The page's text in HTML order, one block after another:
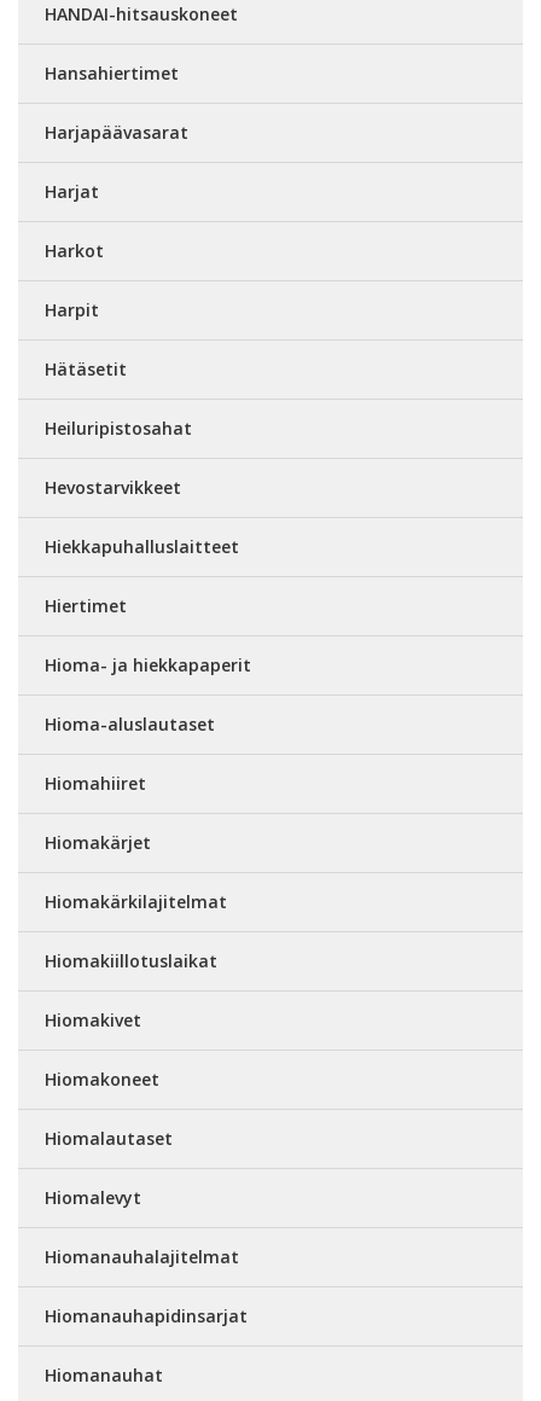
HANDAI-hitsauskoneet
Hansahiertimet
Harjapäävasarat
Harjat
Harkot
Harpit
Hätäsetit
Heiluripistosahat
Hevostarvikkeet
Hiekkapuhalluslaitteet
Hiertimet
Hioma- ja hiekkapaperit
Hioma-aluslautaset
Hiomahiiret
Hiomakärjet
Hiomakärkilajitelmat
Hiomakiillotuslaikat
Hiomakivet
Hiomakoneet
Hiomalautaset
Hiomalevyt
Hiomanauhalajitelmat
Hiomanauhapidinsarjat
Hiomanauhat